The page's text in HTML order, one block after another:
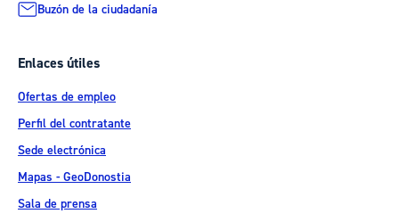
Buzón de la ciudadanía
Enlaces útiles
Ofertas de empleo
Perfil del contratante
Sede electrónica
Mapas - GeoDonostia
Sala de prensa